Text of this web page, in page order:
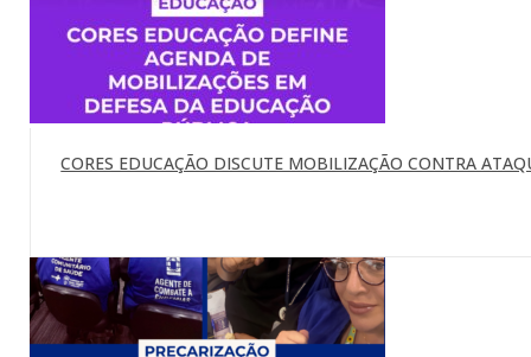
CORES EDUCAÇÃO DISCUTE MOBILIZAÇÃO CONTRA